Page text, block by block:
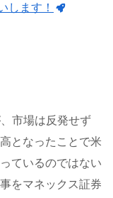
します！
市場は反発せず
となったことで米
ているのではない
をマネックス証券